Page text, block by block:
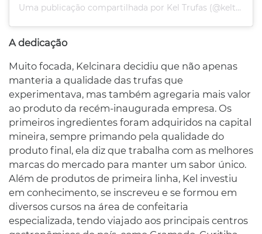
Uma publicação compartilhada por Kel Trufas (@keltrufas)
A dedicação
Muito focada, Kelcinara decidiu que não apenas
manteria a qualidade das trufas que
experimentava, mas também agregaria mais valor
ao produto da recém-inaugurada empresa. Os
primeiros ingredientes foram adquiridos na capital
mineira, sempre primando pela qualidade do
produto final, ela diz que trabalha com as melhores
marcas do mercado para manter um sabor único.
Além de produtos de primeira linha, Kel investiu
em conhecimento, se inscreveu e se formou em
diversos cursos na área de confeitaria
especializada, tendo viajado aos principais centros